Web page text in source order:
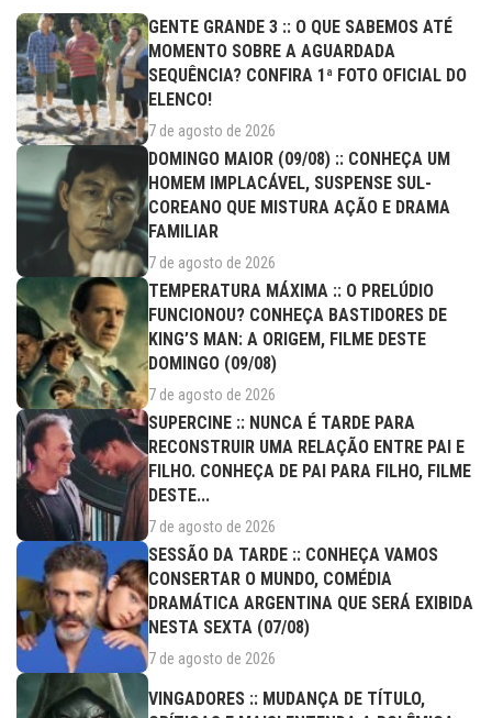
GENTE GRANDE 3 :: O QUE SABEMOS ATÉ
MOMENTO SOBRE A AGUARDADA
SEQUÊNCIA? CONFIRA 1ª FOTO OFICIAL DO
ELENCO!
7 de agosto de 2026
DOMINGO MAIOR (09/08) :: CONHEÇA UM
HOMEM IMPLACÁVEL, SUSPENSE SUL-
COREANO QUE MISTURA AÇÃO E DRAMA
FAMILIAR
7 de agosto de 2026
TEMPERATURA MÁXIMA :: O PRELÚDIO
FUNCIONOU? CONHEÇA BASTIDORES DE
KING’S MAN: A ORIGEM, FILME DESTE
DOMINGO (09/08)
7 de agosto de 2026
SUPERCINE :: NUNCA É TARDE PARA
RECONSTRUIR UMA RELAÇÃO ENTRE PAI E
FILHO. CONHEÇA DE PAI PARA FILHO, FILME
DESTE...
7 de agosto de 2026
SESSÃO DA TARDE :: CONHEÇA VAMOS
CONSERTAR O MUNDO, COMÉDIA
DRAMÁTICA ARGENTINA QUE SERÁ EXIBIDA
NESTA SEXTA (07/08)
7 de agosto de 2026
VINGADORES :: MUDANÇA DE TÍTULO,